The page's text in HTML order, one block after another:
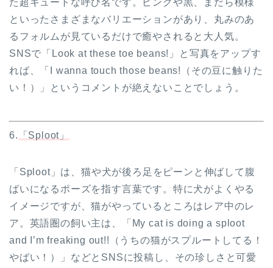
といったさまざまなバリエーションがあり、丸みのあ
るフォルムが見ているだけで癒やされると大人気。
SNSで「Look at these toe beans!」と写真をアップす
れば、「I wanna touch those beans!（その豆に触りた
い！）」というコメントが絶えないことでしょう。
6. 「Sploot」
「Sploot」は、猫や犬が後ろ足をピーンと伸ばして腹
ばいになるポーズを指す言葉です。特に犬がよくやる
イメージですが、猫がやっているところはレア中のレ
ア。英語圏の飼い主は、「My cat is doing a sploot
and I’m freaking out!!（うちの猫がスプルートしてる！
やばい！）」などとSNSに投稿し、その珍しさと可愛